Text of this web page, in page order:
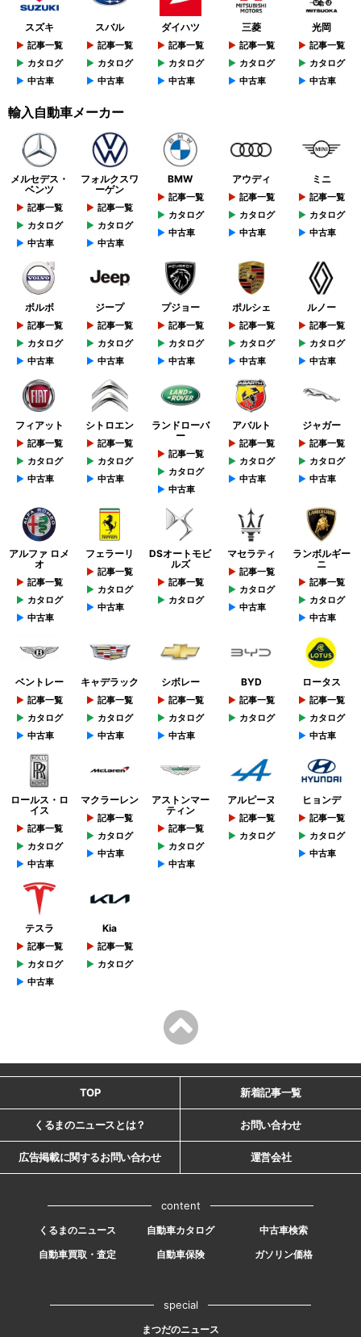
スズキ
記事一覧
カタログ
中古車
スバル
記事一覧
カタログ
中古車
ダイハツ
記事一覧
カタログ
中古車
三菱
記事一覧
カタログ
中古車
光岡
記事一覧
カタログ
中古車
輸入自動車メーカー
メルセデス・
ベンツ
記事一覧
カタログ
中古車
フォルクスワ
ーゲン
記事一覧
カタログ
中古車
BMW
記事一覧
カタログ
中古車
アウディ
記事一覧
カタログ
中古車
ミニ
記事一覧
カタログ
中古車
ボルボ
記事一覧
カタログ
中古車
ジープ
記事一覧
カタログ
中古車
プジョー
記事一覧
カタログ
中古車
ポルシェ
記事一覧
カタログ
中古車
ルノー
記事一覧
カタログ
中古車
フィアット
記事一覧
カタログ
中古車
シトロエン
記事一覧
カタログ
中古車
ランドローバ
ー
記事一覧
カタログ
中古車
アバルト
記事一覧
カタログ
中古車
ジャガー
記事一覧
カタログ
中古車
アルファ ロメ
オ
記事一覧
カタログ
中古車
フェラーリ
記事一覧
カタログ
中古車
DSオートモビ
ルズ
記事一覧
カタログ
マセラティ
記事一覧
カタログ
中古車
ランボルギー
ニ
記事一覧
カタログ
中古車
ベントレー
記事一覧
カタログ
中古車
キャデラック
記事一覧
カタログ
中古車
シボレー
記事一覧
カタログ
中古車
BYD
記事一覧
カタログ
ロータス
記事一覧
カタログ
中古車
ロールス・ロ
イス
記事一覧
カタログ
中古車
マクラーレン
記事一覧
カタログ
中古車
アストンマー
ティン
記事一覧
カタログ
中古車
アルピーヌ
記事一覧
カタログ
ヒョンデ
記事一覧
カタログ
中古車
テスラ
記事一覧
カタログ
中古車
Kia
記事一覧
カタログ
TOP 新着記事一覧
くるまのニュースとは？ お問い合わせ
広告掲載に関するお問い合わせ 運営会社
content
くるまのニュース 自動車カタログ
中古車検索
自動車買取・査定
自動車保険 ガソリン価格
special
まつだのニュース